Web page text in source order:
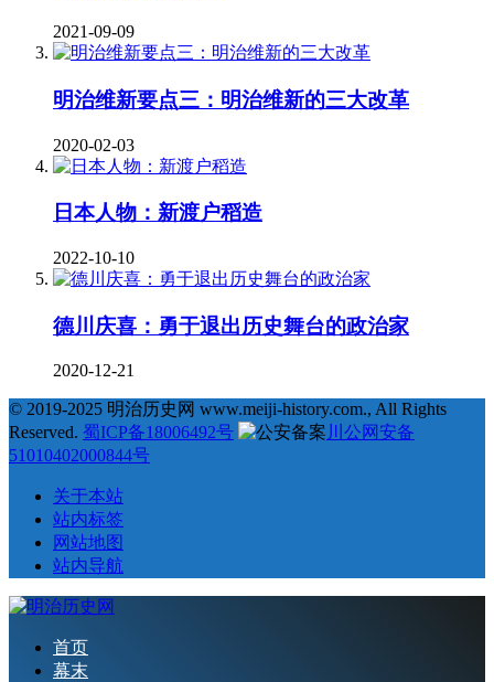
2021-09-09
明治维新要点三：明治维新的三大改革
2020-02-03
日本人物：新渡户稻造
2022-10-10
德川庆喜：勇于退出历史舞台的政治家
2020-12-21
© 2019-2025 明治历史网 www.meiji-history.com., All Rights
Reserved. 蜀ICP备18006492号
川公网安备
51010402000844号
关于本站
站内标签
网站地图
站内导航
首页
幕末